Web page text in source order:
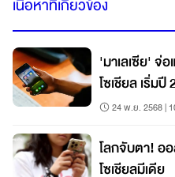
เนื้อหาที่เกี่ยวข้อง
'มาเลเซีย' จ่อแ
โซเชียล เริ่มปี
24 พ.ย. 2568 |
โลกจับตา! อ
โซเชียลมีเดีย